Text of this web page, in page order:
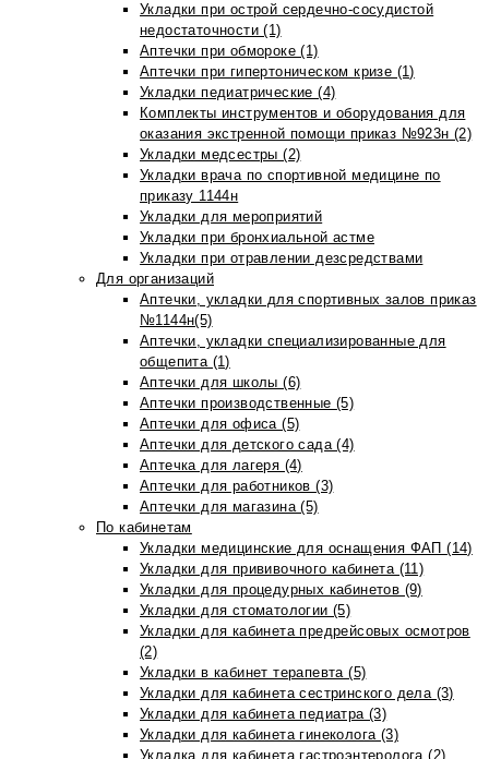
Укладки при острой сердечно-сосудистой
недостаточности (1)
Аптечки при обмороке (1)
Аптечки при гипертоническом кризе (1)
Укладки педиатрические (4)
Комплекты инструментов и оборудования для
оказания экстренной помощи приказ №923н (2)
Укладки медсестры (2)
Укладки врача по спортивной медицине по
приказу 1144н
Укладки для мероприятий
Укладки при бронхиальной астме
Укладки при отравлении дезсредствами
Для организаций
Аптечки, укладки для спортивных залов приказ
№1144н(5)
Аптечки, укладки специализированные для
общепита (1)
Аптечки для школы (6)
Аптечки производственные (5)
Аптечки для офиса (5)
Аптечки для детского сада (4)
Аптечка для лагеря (4)
Аптечки для работников (3)
Аптечки для магазина (5)
По кабинетам
Укладки медицинские для оснащения ФАП (14)
Укладки для прививочного кабинета (11)
Укладки для процедурных кабинетов (9)
Укладки для стоматологии (5)
Укладки для кабинета предрейсовых осмотров
(2)
Укладки в кабинет терапевта (5)
Укладки для кабинета сестринского дела (3)
Укладки для кабинета педиатра (3)
Укладки для кабинета гинеколога (3)
Укладка для кабинета гастроэнтеролога (2)